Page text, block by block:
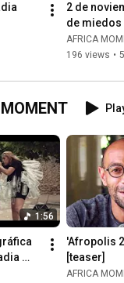
2 de
de miedos
Colmenero
AFRICA
196 views •
1:56
'Afropolis
[teaser]
AFRICA